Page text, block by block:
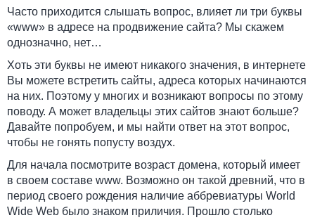
Часто приходится слышать вопрос, влияет ли три буквы
«www» в адресе на продвижение сайта? Мы скажем
однозначно, нет…
Хоть эти буквы не имеют никакого значения, в интернете
Вы можете встретить сайты, адреса которых начинаются
на них. Поэтому у многих и возникают вопросы по этому
поводу. А может владельцы этих сайтов знают больше?
Давайте попробуем, и мы найти ответ на этот вопрос,
чтобы не гонять попусту воздух.
Для начала посмотрите возраст домена, который имеет
в своем составе www. Возможно он такой древний, что в
период своего рождения наличие аббревиатуры World
Wide Web было знаком приличия. Прошло столько